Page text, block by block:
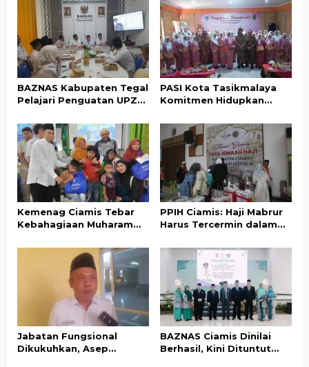
BAZNAS Kabupaten Tegal
Pelajari Penguatan UPZ
PASI Kota Tasikmalaya
Komitmen Hidupkan
Sunda
Kemenag Ciamis Tebar
Kebahagiaan Muharam
dan Disabilitas
PPIH Ciamis: Haji Mabrur
Harus Tercermin dalam
Sosial
Jabatan Fungsional
Dikukuhkan, Asep
BAZNAS Ciamis Dinilai
Berhasil, Kini Dituntut